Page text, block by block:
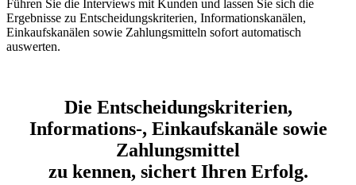
Führen Sie die Interviews mit Kunden und lassen Sie sich die
Ergebnisse zu Entscheidungskriterien, Informationskanälen,
Einkaufskanälen sowie Zahlungsmitteln sofort automatisch
auswerten.
Die Entscheidungskriterien,
Informations-, Einkaufskanäle sowie
Zahlungsmittel
zu kennen, sichert Ihren Erfolg.